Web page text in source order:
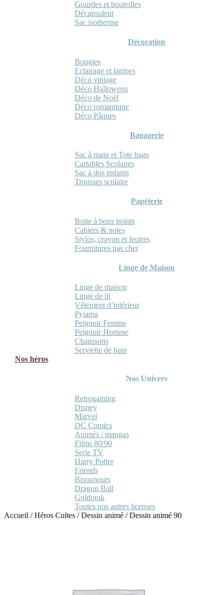
Gourdes et bouteilles
Décapsuleur
Sac isotherme
Décoration
Bougies
Eclairage et lampes
Déco vintage
Déco Halloween
Déco de Noël
Déco romantique
Déco Pâques
Bagagerie
Sac à main et Tote bags
Cartables Scolaires
Sac à dos enfants
Trousses scolaire
Papèterie
Boite à bons points
Cahiers & notes
Stylos, crayon et feutres
Fournitures pas cher
Linge de Maison
Linge de maison
Linge de lit
Vêtement d’intérieur
Pyjama
Peignoir Femme
Peignoir Homme
Chaussons
Serviette de bain
Nos héros
Nos Univers
Retrogaming
Disney
Marvel
DC Comics
Animés / mangas
Films 80/90
Serie TV
Harry Potter
Friends
Bisounours
Dragon Ball
Goldorak
Toutes nos autres licenses
Accueil /Héros Cultes /Dessin animé /Dessin animé 90